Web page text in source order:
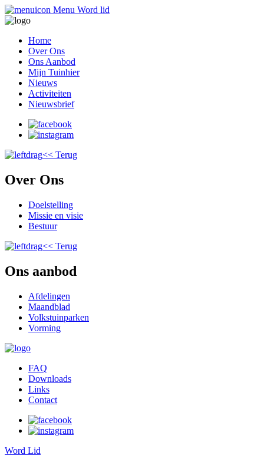
Menu Word lid
Home
Over Ons
Ons Aanbod
Mijn Tuinhier
Nieuws
Activiteiten
Nieuwsbrief
<< Terug
Over Ons
Doelstelling
Missie en visie
Bestuur
<< Terug
Ons aanbod
Afdelingen
Maandblad
Volkstuinparken
Vorming
FAQ
Downloads
Links
Contact
Word Lid